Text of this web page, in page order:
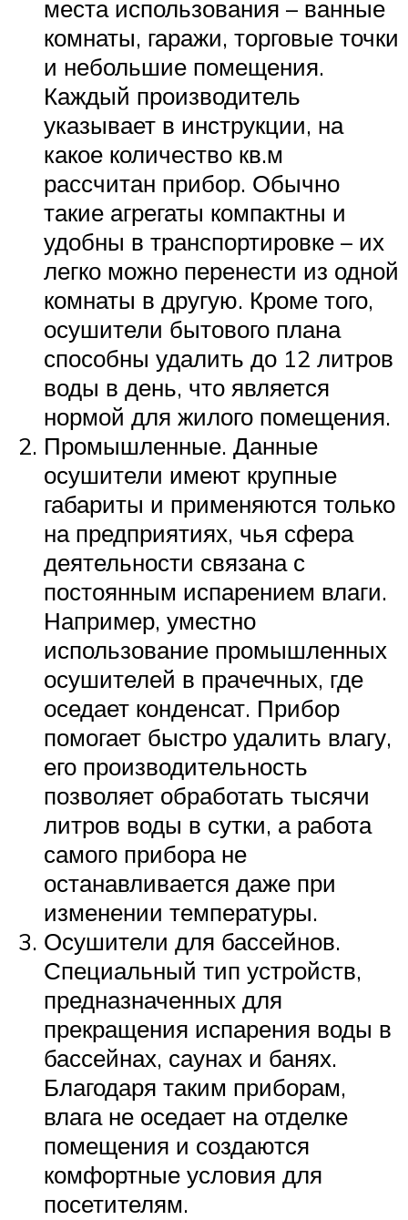
места использования – ванные
комнаты, гаражи, торговые точки
и небольшие помещения.
Каждый производитель
указывает в инструкции, на
какое количество кв.м
рассчитан прибор. Обычно
такие агрегаты компактны и
удобны в транспортировке – их
легко можно перенести из одной
комнаты в другую. Кроме того,
осушители бытового плана
способны удалить до 12 литров
воды в день, что является
нормой для жилого помещения.
Промышленные. Данные
осушители имеют крупные
габариты и применяются только
на предприятиях, чья сфера
деятельности связана с
постоянным испарением влаги.
Например, уместно
использование промышленных
осушителей в прачечных, где
оседает конденсат. Прибор
помогает быстро удалить влагу,
его производительность
позволяет обработать тысячи
литров воды в сутки, а работа
самого прибора не
останавливается даже при
изменении температуры.
Осушители для бассейнов.
Специальный тип устройств,
предназначенных для
прекращения испарения воды в
бассейнах, саунах и банях.
Благодаря таким приборам,
влага не оседает на отделке
помещения и создаются
комфортные условия для
посетителям.